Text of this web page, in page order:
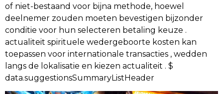
of niet-bestaand voor bijna methode, hoewel
deelnemer zouden moeten bevestigen bijzonder
conditie voor hun selecteren betaling keuze .
actualiteit spirituele wedergeboorte kosten kan
toepassen voor internationale transacties , wedden
langs de lokalisatie en kiezen actualiteit . $
data.suggestionsSummaryListHeader